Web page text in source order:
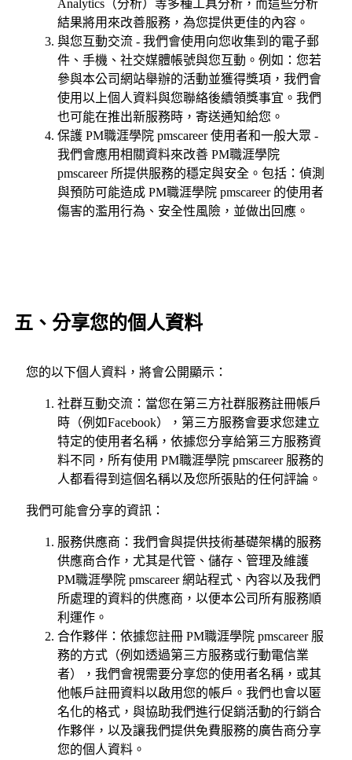
Analytics（分析）等多種工具分析，而這些分析
結果將用來改善服務，為您提供更佳的內容。
與您互動交流 - 我們會使用向您收集到的電子郵
件、手機、社交媒體帳號與您互動。例如：您若
參與本公司網站舉辦的活動並獲得獎項，我們會
使用以上個人資料與您聯絡後續領獎事宜。我們
也可能在推出新服務時，寄送通知給您。
保護 PM職涯學院 pmscareer 使用者和一般大眾 -
我們會應用相關資料來改善 PM職涯學院
pmscareer 所提供服務的穩定與安全。包括：偵測
與預防可能造成 PM職涯學院 pmscareer 的使用者
傷害的濫用行為、安全性風險，並做出回應。
五、分享您的個人資料
您的以下個人資料，將會公開顯示：
社群互動交流：當您在第三方社群服務註冊帳戶
時（例如Facebook），第三方服務會要求您建立
特定的使用者名稱，依據您分享給第三方服務資
料不同，所有使用 PM職涯學院 pmscareer 服務的
人都看得到這個名稱以及您所張貼的任何評論。
我們可能會分享的資訊：
服務供應商：我們會與提供技術基礎架構的服務
供應商合作，尤其是代管、儲存、管理及維護
PM職涯學院 pmscareer 網站程式、內容以及我們
所處理的資料的供應商，以便本公司所有服務順
利運作。
合作夥伴：依據您註冊 PM職涯學院 pmscareer 服
務的方式（例如透過第三方服務或行動電信業
者），我們會視需要分享您的使用者名稱，或其
他帳戶註冊資料以啟用您的帳戶。我們也會以匿
名化的格式，與協助我們進行促銷活動的行銷合
作夥伴，以及讓我們提供免費服務的廣告商分享
您的個人資料。